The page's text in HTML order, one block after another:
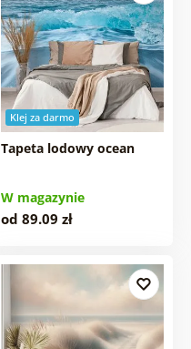
Klej za darmo
Tapeta lodowy ocean
W magazynie
od 89.09 zł